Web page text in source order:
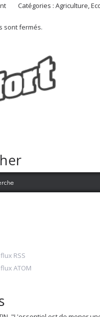
Catégories :Agriculture,
sont fermés.
RSS
ATOM